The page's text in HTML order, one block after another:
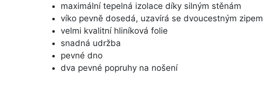
maximální tepelná izolace díky silným stěnám
víko pevně dosedá, uzavírá se dvoucestným zipem
velmi kvalitní hliníková folie
snadná udržba
pevné dno
dva pevné popruhy na nošení